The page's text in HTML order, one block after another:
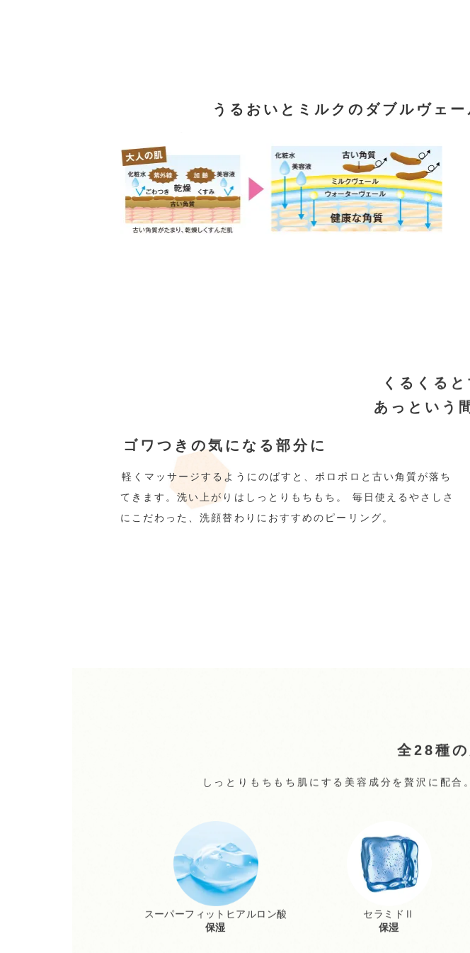
うるおいとミルクのダブルヴェ
くるくると
あっという
ゴワつきの気になる部分に
軽くマッサージするようにのばすと、ポロポロと古い角質が落ち
てきます。洗い上がりはしっとりもちもち。 毎日使えるやさしさ
にこだわった、洗顔替わりにおすすめのピーリング。
全28種
しっとりもちもち肌にする美容成分を贅沢に配
スーパーフィットヒアルロン酸
保湿
セラミドⅡ
保湿